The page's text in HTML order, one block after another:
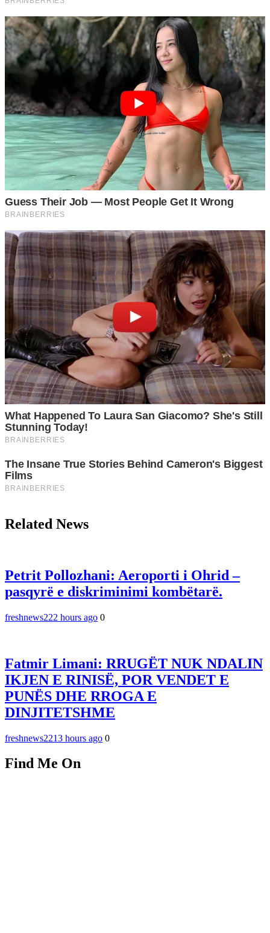
Related News
Petrit Pollozhani: Aeroporti i Ohrid –
pasqyrë e diskriminimi kombëtarë.
freshnews222 hours ago 0
Fatmir Limani: RRUGËT NUK NDALIN
IKJEN E RINISË, POR VENDET E
PUNËS DHE RROGA E
DINJITETSHME
freshnews2213 hours ago 0
Find Me On